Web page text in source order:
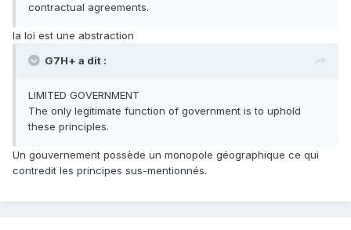
contractual agreements.
la loi est une abstraction
G7H+ a dit :
LIMITED GOVERNMENT
The only legitimate function of government is to uphold
these principles.
Un gouvernement possède un monopole géographique ce qui
contredit les principes sus-mentionnés.